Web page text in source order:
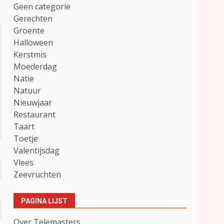
Geen categorie
Gerechten
Groente
Halloween
Kerstmis
Moederdag
Natie
Natuur
Nieuwjaar
Restaurant
Taart
Toetje
Valentijsdag
Vlees
Zeevruchten
PAGINA LIJST